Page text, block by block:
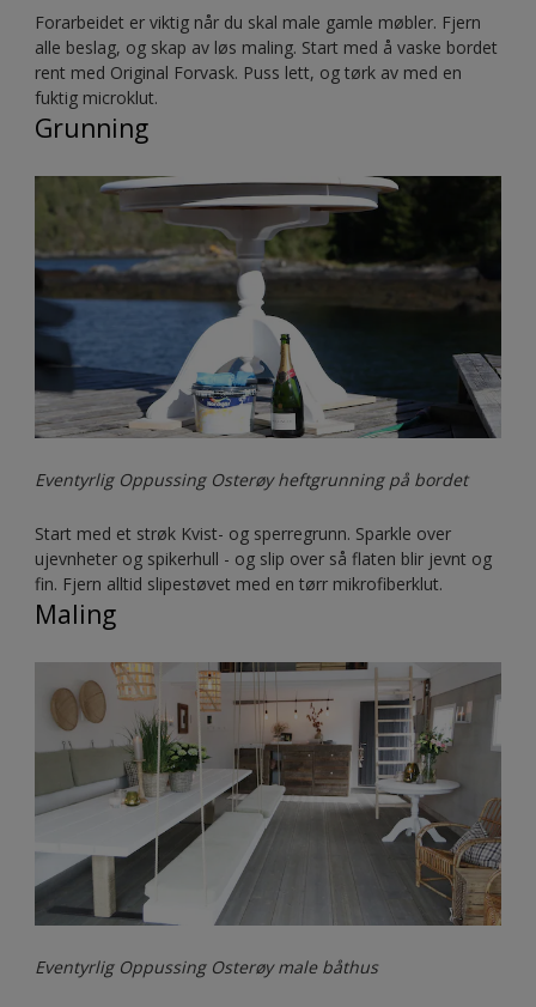
Forarbeidet er viktig når du skal male gamle møbler. Fjern
alle beslag, og skap av løs maling. Start med å vaske bordet
rent med Original Forvask. Puss lett, og tørk av med en
fuktig microklut.
Grunning
Eventyrlig Oppussing Osterøy heftgrunning på bordet
Start med et strøk Kvist- og sperregrunn. Sparkle over
ujevnheter og spikerhull - og slip over så flaten blir jevnt og
fin. Fjern alltid slipestøvet med en tørr mikrofiberklut.
Maling
Eventyrlig Oppussing Osterøy male båthus